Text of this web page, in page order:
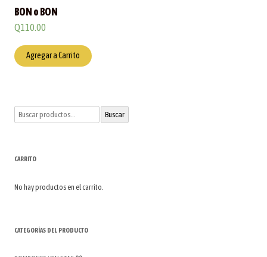
BON o BON
Q110.00
Agregar a Carrito
Buscar
por:
Buscar
CARRITO
No hay productos en el carrito.
CATEGORÍAS DEL PRODUCTO